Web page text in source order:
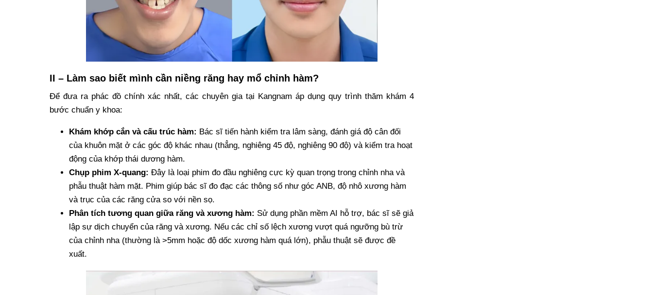
II – Làm sao biết mình cần niềng răng hay mổ chỉnh hàm?
Để đưa ra phác đồ chính xác nhất, các chuyên gia tại Kangnam áp dụng quy trình thăm khám 4
bước chuẩn y khoa:
Khám khớp cắn và cấu trúc hàm: Bác sĩ tiến hành kiểm tra lâm sàng, đánh giá độ cân đối
của khuôn mặt ở các góc độ khác nhau (thẳng, nghiêng 45 độ, nghiêng 90 độ) và kiểm tra hoạt
động của khớp thái dương hàm.
Chụp phim X-quang: Đây là loại phim đo đầu nghiêng cực kỳ quan trọng trong chỉnh nha và
phẫu thuật hàm mặt. Phim giúp bác sĩ đo đạc các thông số như góc ANB, độ nhô xương hàm
và trục của các răng cửa so với nền sọ.
Phân tích tương quan giữa răng và xương hàm: Sử dụng phần mềm AI hỗ trợ, bác sĩ sẽ giả
lập sự dịch chuyển của răng và xương. Nếu các chỉ số lệch xương vượt quá ngưỡng bù trừ
của chỉnh nha (thường là >5mm hoặc độ dốc xương hàm quá lớn), phẫu thuật sẽ được đề
xuất.